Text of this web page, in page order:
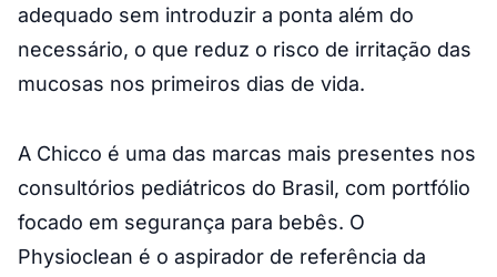
adequado sem introduzir a ponta além do
necessário, o que reduz o risco de irritação das
mucosas nos primeiros dias de vida.
A Chicco é uma das marcas mais presentes nos
consultórios pediátricos do Brasil, com portfólio
focado em segurança para bebês. O
Physioclean é o aspirador de referência da